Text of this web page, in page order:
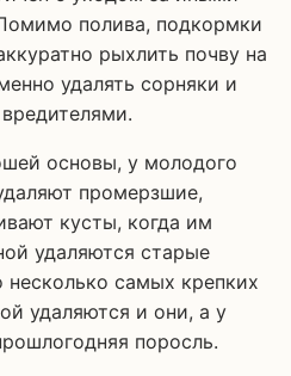
полива, подкормки
рыхлить почву на
удалять сорняки и
основы, у молодого
промерзшие,
кусты, когда им
удаляются старые
несколько самых крепких
удаляются и они, а у
поросль.